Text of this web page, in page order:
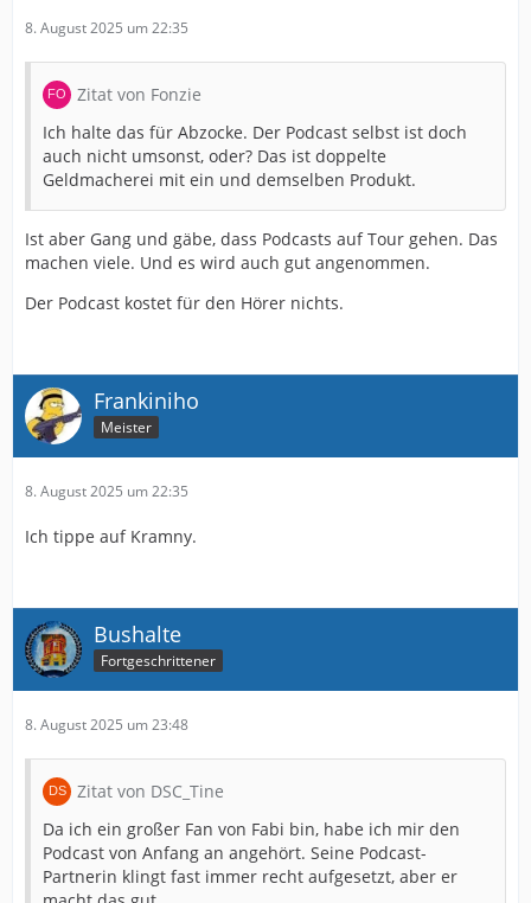
8. August 2025 um 22:35
Zitat von Fonzie
Ich halte das für Abzocke. Der Podcast selbst ist doch
auch nicht umsonst, oder? Das ist doppelte
Geldmacherei mit ein und demselben Produkt.
Ist aber Gang und gäbe, dass Podcasts auf Tour gehen. Das
machen viele. Und es wird auch gut angenommen.
Der Podcast kostet für den Hörer nichts.
Frankiniho
Meister
8. August 2025 um 22:35
Ich tippe auf Kramny.
Bushalte
Fortgeschrittener
8. August 2025 um 23:48
Zitat von DSC_Tine
Da ich ein großer Fan von Fabi bin, habe ich mir den
Podcast von Anfang an angehört. Seine Podcast-
Partnerin klingt fast immer recht aufgesetzt, aber er